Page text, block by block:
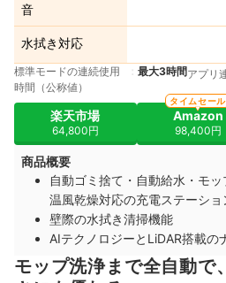
音
水拭き対応
標準モードの連続使用
時間（公称値）
最大3時間アプリ
楽天市場
64,800円
Amazon
98,400円
タイムセール
商品概要
自動ゴミ捨て・自動給水・モ
温風乾燥対応の充電ステーショ
壁際の水拭き清掃機能
AIテクノロジーとLiDAR搭載の
モップ洗浄まで全自動で